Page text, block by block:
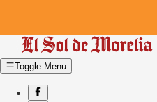
Toggle Menu